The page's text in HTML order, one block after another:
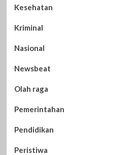
Kesehatan
Kriminal
Nasional
Newsbeat
Olah raga
Pemerintahan
Pendidikan
Peristiwa